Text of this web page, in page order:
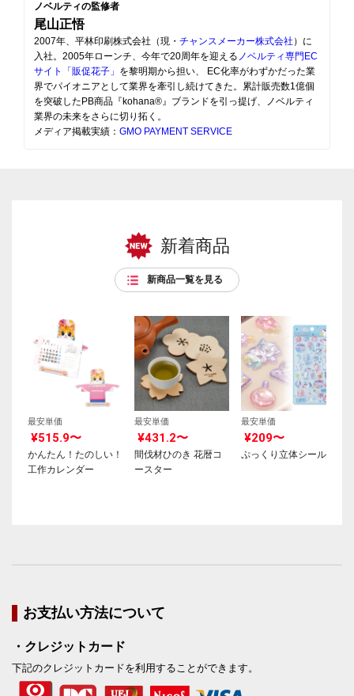
ノベルティの監修者
尾山正悟
2007年、平林印刷株式会社（現・ チャンスメーカー株式会社 ）に
入社。2005年ローンチ、今年で20周年を迎える ノベルティ専門EC
サイト「販促花子」 を黎明期から担い、 EC化率がわずかだった業
界でパイオニアとして業界を牽引し続けてきた。累計販売数1億個
を突破したPB商品『kohana®』ブランドを引っ提げ、ノベルティ
業界の未来をさらに切り拓く。
メディア掲載実績： GMO PAYMENT SERVICE
新着商品
新商品一覧を見る
最安単価
¥515.9〜
かんたん！たのしい！
工作カレンダー
最安単価
¥431.2〜
間伐材ひのき 花暦コ
ースター
最安単価
¥209〜
ぷっくり立体シール
お支払い方法について
・クレジットカード
下記のクレジットカードを利用することができます。